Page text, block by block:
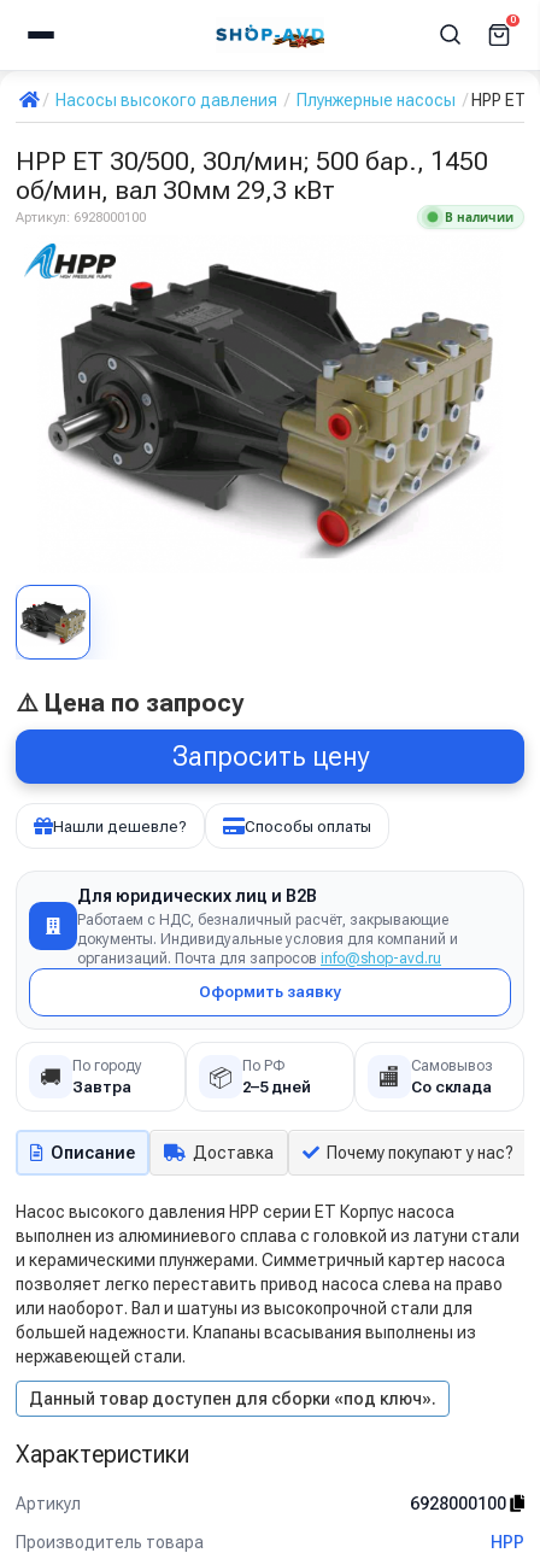
0
Насосы высокого давления Плунжерные насосы HPP ET
HPP ET 30/500, 30л/мин; 500 бар., 1450
об/мин, вал 30мм 29,3 кВт
Артикул: 6928000100 В наличии
⚠️ Цена по запросу
Запросить цену
Нашли дешевле? Способы оплаты
Для юридических лиц и B2B
Работаем с НДС, безналичный расчёт, закрывающие
документы. Индивидуальные условия для компаний и
организаций. Почта для запросов info@shop-avd.ru
Оформить заявку
🚚 По городу
Завтра 📦 По РФ
2–5 дней 🏬 Самовывоз
Со склада
Описание Доставка Почему покупают у нас?
Насос высокого давления HPP серии ET Корпус насоса
выполнен из алюминиевого сплава с головкой из латуни стали
и керамическими плунжерами. Симметричный картер насоса
позволяет легко переставить привод насоса слева на право
или наоборот. Вал и шатуны из высокопрочной стали для
большей надежности. Клапаны всасывания выполнены из
нержавеющей стали.
Данный товар доступен для сборки «под ключ».
Характеристики
Артикул
6928000100
Производитель товара
HPP